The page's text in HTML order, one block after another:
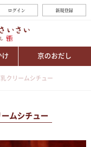
ログイン 新規登録
け 京のおだし
クリームシチュー
ムシチュー